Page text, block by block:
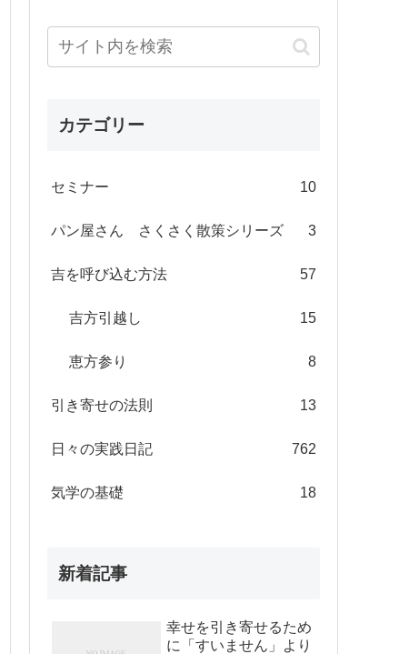
カテゴリー
セミナー 10
パン屋さん さくさく散策シリーズ 3
吉を呼び込む方法 57
吉方引越し 15
恵方参り 8
引き寄せの法則 13
日々の実践日記 762
気学の基礎 18
新着記事
幸せを引き寄せるため
に「すいません」より